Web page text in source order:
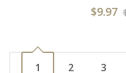
$9.97
1 2 3